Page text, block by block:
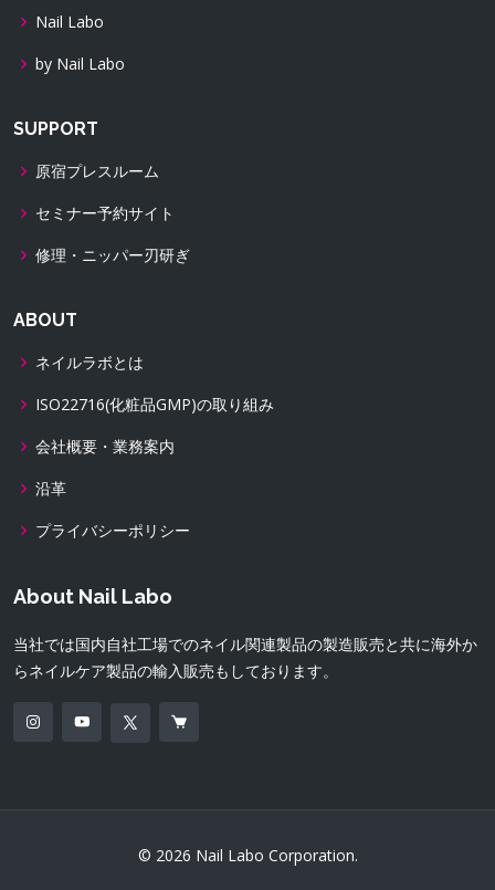
Nail Labo
by Nail Labo
SUPPORT
原宿プレスルーム
セミナー予約サイト
修理・ニッパー刃研ぎ
ABOUT
ネイルラボとは
ISO22716(化粧品GMP)の取り組み
会社概要・業務案内
沿革
プライバシーポリシー
About Nail Labo
当社では国内自社工場でのネイル関連製品の製造販売と共に海外か
らネイルケア製品の輸入販売もしております。
© 2026 Nail Labo Corporation.